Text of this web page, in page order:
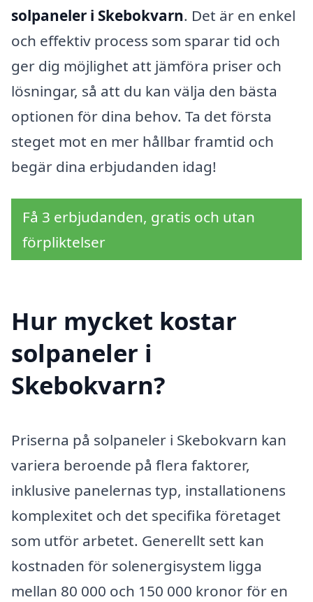
solpaneler i Skebokvarn. Det är en enkel
och effektiv process som sparar tid och
ger dig möjlighet att jämföra priser och
lösningar, så att du kan välja den bästa
optionen för dina behov. Ta det första
steget mot en mer hållbar framtid och
begär dina erbjudanden idag!
Få 3 erbjudanden, gratis och utan
förpliktelser
Hur mycket kostar
solpaneler i
Skebokvarn?
Priserna på solpaneler i Skebokvarn kan
variera beroende på flera faktorer,
inklusive panelernas typ, installationens
komplexitet och det specifika företaget
som utför arbetet. Generellt sett kan
kostnaden för solenergisystem ligga
mellan 80 000 och 150 000 kronor för en